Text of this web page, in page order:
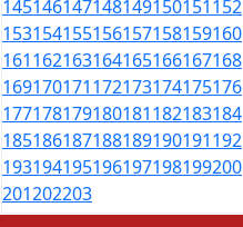
145146147148149150151152
153154155156157158159160
161162163164165166167168
169170171172173174175176
177178179180181182183184
185186187188189190191192
193194195196197198199200
201202203